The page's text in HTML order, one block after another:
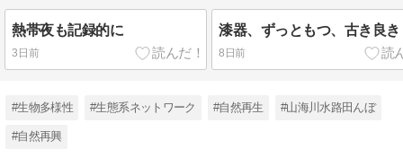
熱帯夜も記録的に
3日前
漆器、ずっともつ、古き良
8日前
#生物多様性 #生態系ネットワーク #自然再生 #山海川水路田んぼ
#自然再興